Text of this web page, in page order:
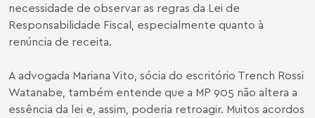
necessidade de observar as regras da Lei de
Responsabilidade Fiscal, especialmente quanto à
renúncia de receita.
A advogada Mariana Vito, sócia do escritório Trench Rossi
Watanabe, também entende que a MP 905 não altera a
essência da lei e, assim, poderia retroagir. Muitos acordos